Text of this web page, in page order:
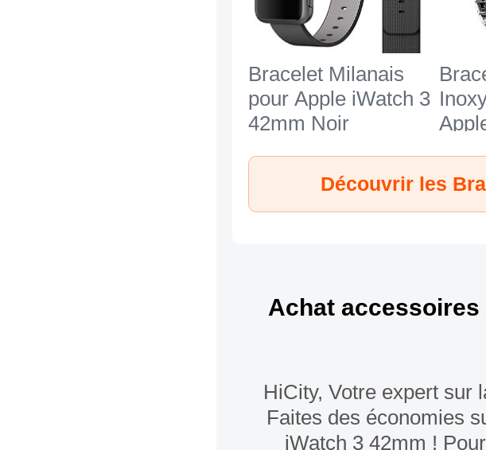
Bracelet Milanais
pour Apple iWatch 3
42mm Noir
Découvrir les
Achat accessoires
HiCity, Votre expert sur
Faites des économies
iWatch 3 42mm !